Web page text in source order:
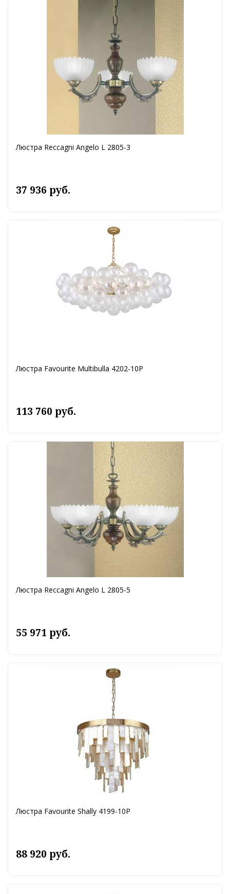
Люстра Reccagni Angelo L 2805-3
37 936 руб.
Люстра Favourite Multibulla 4202-10P
113 760 руб.
Люстра Reccagni Angelo L 2805-5
55 971 руб.
Люстра Favourite Shally 4199-10P
88 920 руб.